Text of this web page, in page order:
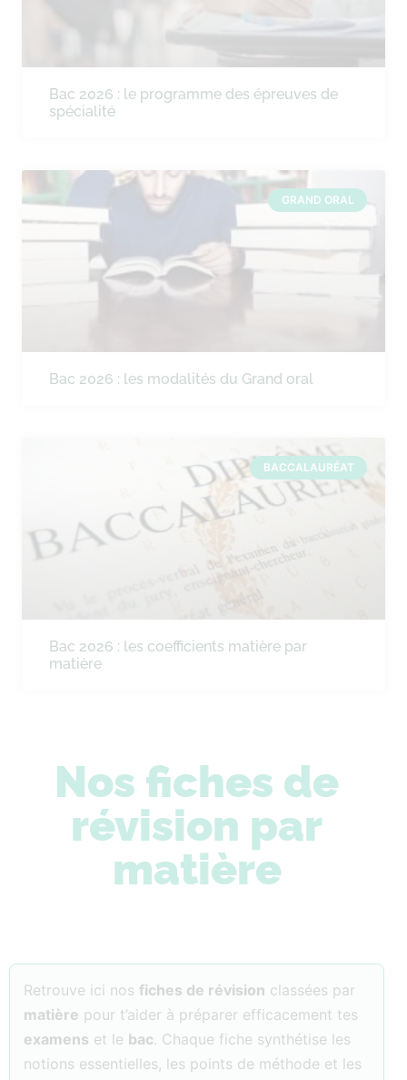
Bac 2026 : le programme des épreuves de
spécialité
GRAND ORAL
Bac 2026 : les modalités du Grand oral
BACCALAURÉAT
Bac 2026 : les coefficients matière par
matière
Nos fiches de
révision par
matière
Retrouve ici nos fiches de révision classées par
matière pour t’aider à préparer efficacement tes
examens et le bac. Chaque fiche synthétise les
notions essentielles, les points de méthode et les